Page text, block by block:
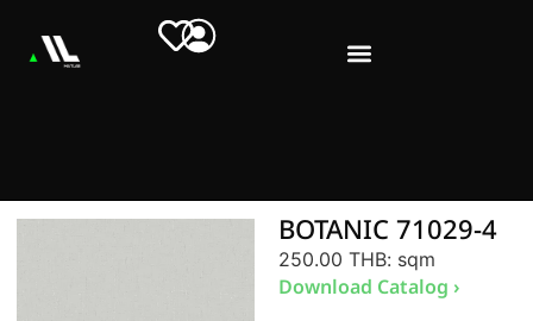
BOTANIC 71029-4
250.00 THB: sqm
Download Catalog ›